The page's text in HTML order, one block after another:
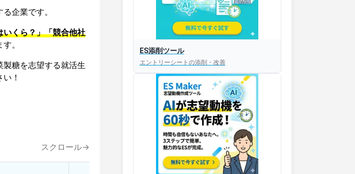
企業です。
くら？」「競合他社
。
糖を志望する就活生
！
スクロール→
ES添削ツール
エントリーシートの添削・改善